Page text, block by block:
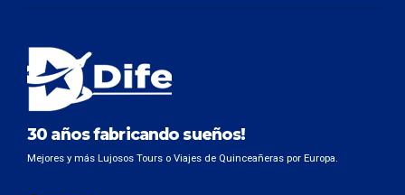
30 años fabricando sueños!
Mejores y más Lujosos Tours o Viajes de Quinceañeras por Europa.